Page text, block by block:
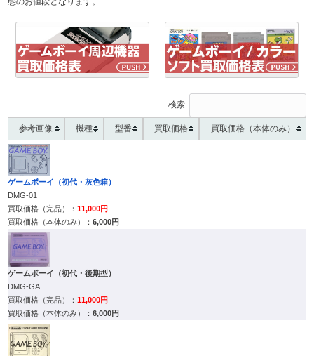
検索:
参考画像 機種 型番 買取価格 買取価格（本体のみ）
ゲームボーイ（初代・灰色箱）
DMG-01
11,000円
6,000円
ゲームボーイ（初代・後期型）
DMG-GA
11,000円
6,000円